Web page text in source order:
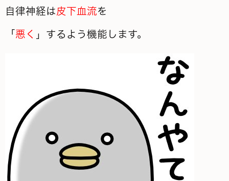
自律神経は 皮下血流を
「 悪く 」するよう機能します。